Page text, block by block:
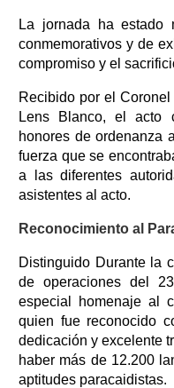
La jornada ha estado
conmemorativos y de
compromiso y el
Recibido por el
Lens Blanco, el acto
honores de ordenanza
fuerza que se
a las diferentes
asistentes al acto.
Reconocimiento al
Distinguido Durante la
de operaciones del
especial homenaje al
quien fue reconocido
dedicación y excelente
haber más de 12.200
aptitudes paracaidistas.